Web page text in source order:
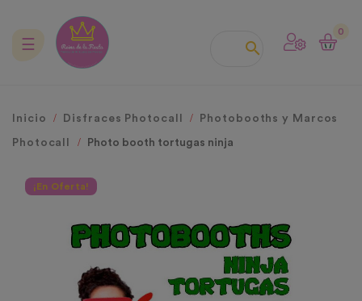

0
Navegación
☰
Inicio Disfraces Photocall Photobooths y Marcos
Photocall Photo booth tortugas ninja
¡En Oferta!